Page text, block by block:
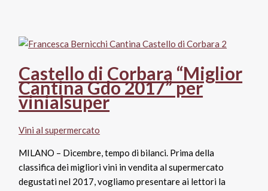
Igt
2017
Teroldego
“Mas’Est”,
Conti
Bossi
Masi
Agricola
Castello di Corbara “Miglior
Cantina Gdo 2017” per
vinialsuper
Vini al supermercato
MILANO – Dicembre, tempo di bilanci. Prima della
classifica dei migliori vini in vendita al supermercato
degustati nel 2017, vogliamo presentare ai lettori la